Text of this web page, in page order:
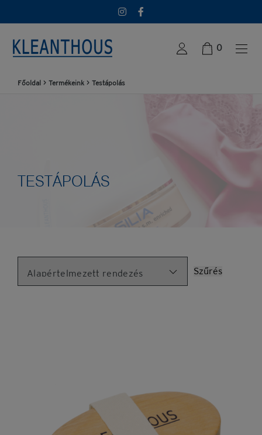
0
Főoldal > Termékeink > Testápolás
TESTÁPOLÁS
Szűrés